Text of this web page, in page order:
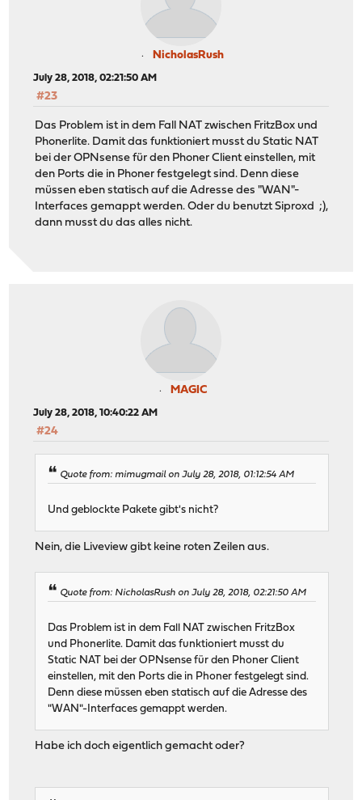
NicholasRush
July 28, 2018, 02:21:50 AM
#23
Das Problem ist in dem Fall NAT zwischen FritzBox und
Phonerlite. Damit das funktioniert musst du Static NAT
bei der OPNsense für den Phoner Client einstellen, mit
den Ports die in Phoner festgelegt sind. Denn diese
müssen eben statisch auf die Adresse des "WAN"-
Interfaces gemappt werden. Oder du benutzt Siproxd ;),
dann musst du das alles nicht.
MAGIC
July 28, 2018, 10:40:22 AM
#24
Quote from: mimugmail on July 28, 2018, 01:12:54 AM
Und geblockte Pakete gibt's nicht?
Nein, die Liveview gibt keine roten Zeilen aus.
Quote from: NicholasRush on July 28, 2018, 02:21:50 AM
Das Problem ist in dem Fall NAT zwischen FritzBox
und Phonerlite. Damit das funktioniert musst du
Static NAT bei der OPNsense für den Phoner Client
einstellen, mit den Ports die in Phoner festgelegt sind.
Denn diese müssen eben statisch auf die Adresse des
"WAN"-Interfaces gemappt werden.
Habe ich doch eigentlich gemacht oder?